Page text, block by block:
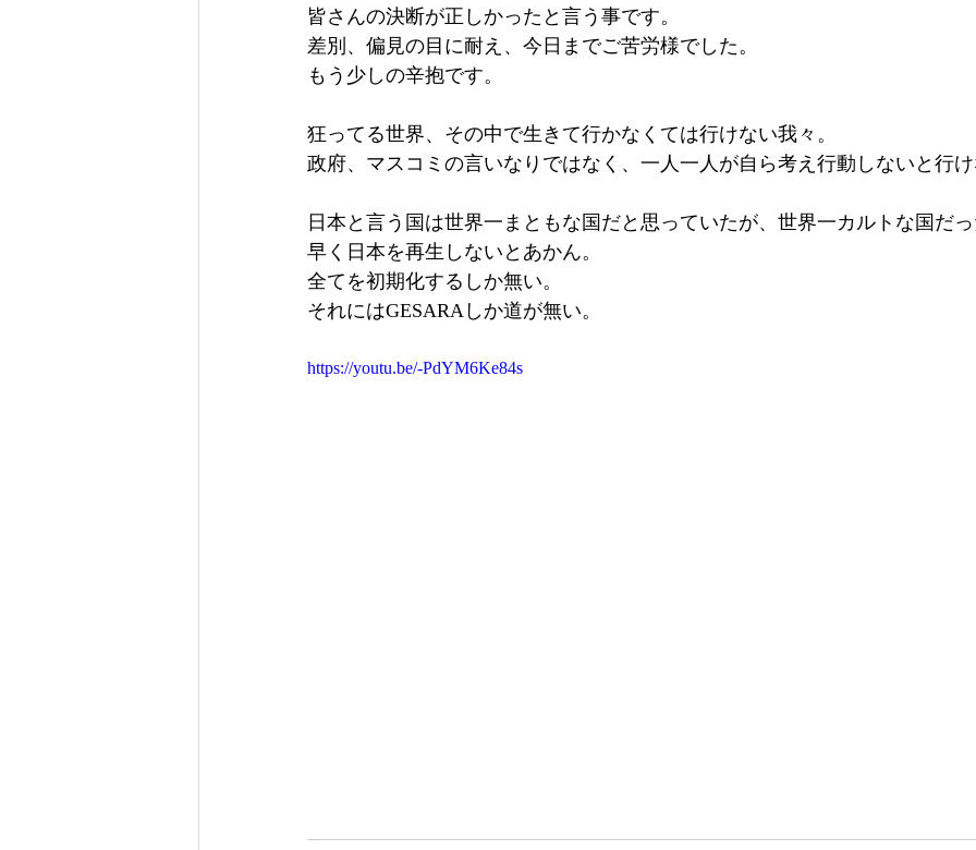
皆さんの決断が正しかったと言う事です。
差別、偏見の目に耐え、今日までご苦労様でした。
もう少しの辛抱です。
狂ってる世界、その中で生きて行かなくては行けない我々。
政府、マスコミの言いなりではなく、一人一人が自ら考え行動しないと行
日本と言う国は世界一まともな国だと思っていたが、世界一カルトな国だ
早く日本を再生しないとあかん。
全てを初期化するしか無い。
それにはGESARAしか道が無い。
https://youtu.be/-PdYM6Ke84s